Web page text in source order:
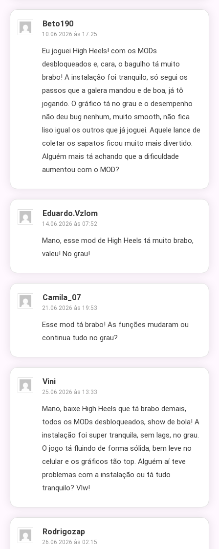
Beto190
10.06.2026 às 17:25
Eu joguei High Heels! com os MODs
desbloqueados e, cara, o bagulho tá muito
brabo! A instalação foi tranquilo, só segui os
passos que a galera mandou e de boa, já tô
jogando. O gráfico tá no grau e o desempenho
não deu bug nenhum, muito smooth, não fica
liso igual os outros que já joguei. Aquele lance de
coletar os sapatos ficou muito mais divertido.
Alguém mais tá achando que a dificuldade
aumentou com o MOD?
Eduardo.vzlom
14.06.2026 às 07:52
Mano, esse mod de High Heels tá muito brabo,
valeu! No grau!
Camila_07
21.06.2026 às 19:53
Esse mod tá brabo! As funções mudaram ou
continua tudo no grau?
Vini
25.06.2026 às 13:33
Mano, baixe High Heels que tá brabo demais,
todos os MODs desbloqueados, show de bola! A
instalação foi super tranquila, sem lags, no grau.
O jogo tá fluindo de forma sólida, bem leve no
celular e os gráficos tão top. Alguém aí teve
problemas com a instalação ou tá tudo
tranquilo? Vlw!
Rodrigozap
26.06.2026 às 02:15